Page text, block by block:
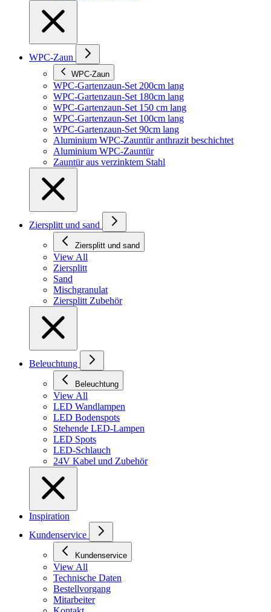
WPC-Zaun
WPC-Zaun
WPC-Gartenzaun-Set 200cm lang
WPC-Gartenzaun-Set 180cm lang
WPC-Gartenzaun-Set 150 cm lang
WPC-Gartenzaun-Set 100cm lang
WPC-Gartenzaun-Set 90cm lang
Aluminium WPC-Zauntür anthrazit beschichtet
Aluminium WPC-Zauntür
Zauntür aus verzinktem Stahl
Ziersplitt und sand
Ziersplitt und sand
View All
Ziersplitt
Sand
Mischgranulat
Ziersplitt Zubehör
Beleuchtung
Beleuchtung
View All
LED Wandlampen
LED Bodenspots
Stehende LED-Lampen
LED Spots
LED-Schlauch
24V Kabel und Zubehör
Inspiration
Kundenservice
Kundenservice
View All
Technische Daten
Bestellvorgang
Mitarbeiter